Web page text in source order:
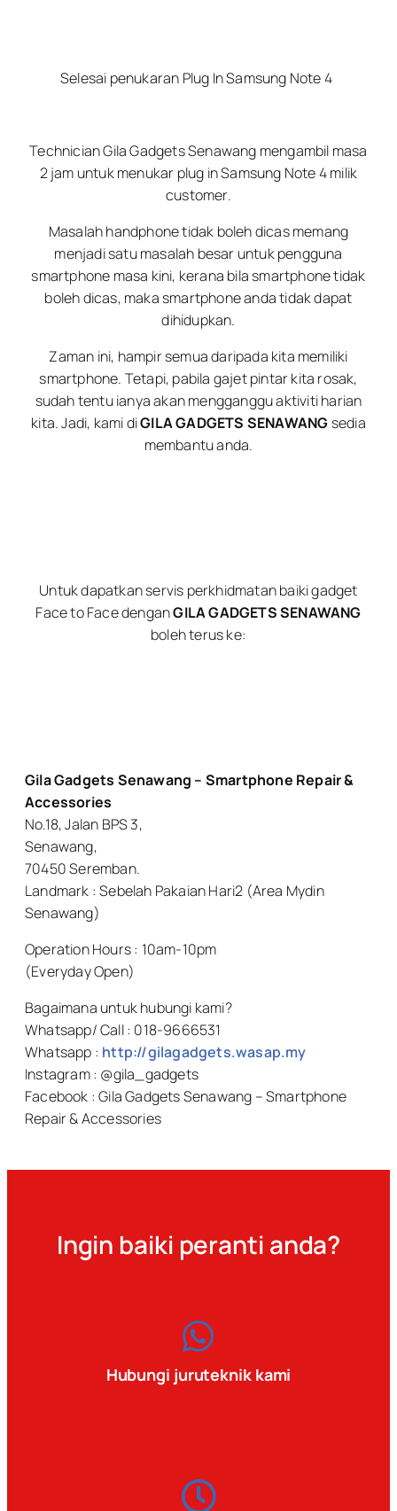
Selesai penukaran Plug In Samsung Note 4
Technician Gila Gadgets Senawang mengambil masa
2 jam untuk menukar plug in Samsung Note 4 milik
customer.
Masalah handphone tidak boleh dicas memang
menjadi satu masalah besar untuk pengguna
smartphone masa kini, kerana bila smartphone tidak
boleh dicas, maka smartphone anda tidak dapat
dihidupkan.
Zaman ini, hampir semua daripada kita memiliki
smartphone. Tetapi, pabila gajet pintar kita rosak,
sudah tentu ianya akan mengganggu aktiviti harian
kita. Jadi, kami diGILA GADGETS SENAWANGsedia
membantu anda.
Untuk dapatkan servis perkhidmatan baiki gadget
Face to Face denganGILA GADGETS SENAWANG
boleh terus ke:
Gila Gadgets Senawang – Smartphone Repair &
Accessories
No.18, Jalan BPS 3,
Senawang,
70450 Seremban.
Landmark : Sebelah Pakaian Hari2 (Area Mydin
Senawang)
Operation Hours : 10am-10pm
(Everyday Open)
Bagaimana untuk hubungi kami?
Whatsapp/ Call : 018-9666531
Whatsapp : http://gilagadgets.wasap.my
Instagram : @gila_gadgets
Facebook : Gila Gadgets Senawang – Smartphone
Repair & Accessories
Ingin baiki peranti anda?
Hubungi juruteknik kami